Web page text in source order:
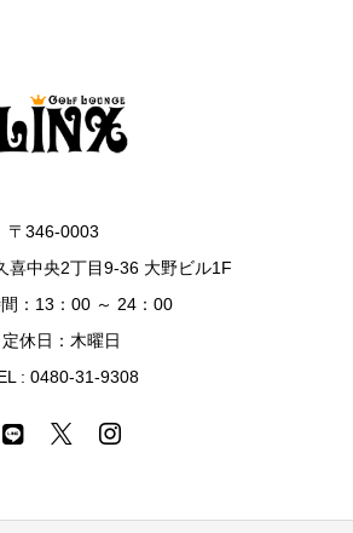
〒346-0003
喜中央2丁目9-36 大野ビル1F
：13：00 ～ 24：00
定休日：木曜日
: 0480-31-9308